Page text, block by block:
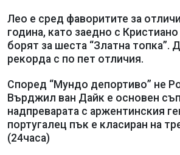
Лео е сред фаворитите за
година, като заедно с
борят за шеста “Златна топка”.
рекорда с по пет отличия.
Според “Мундо депортиво” не
Върджил ван Дайк е основен
надпреварата с аржентинския
португалец пък е класиран на
(24часа)